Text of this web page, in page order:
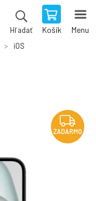
Hľadať Košík Menu
iOS
ZADARMO